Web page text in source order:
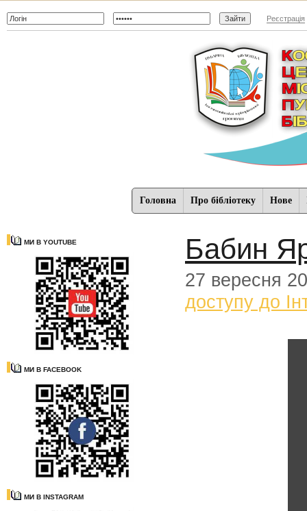
Реєстрація
Головна Про бібліотеку Нове
МИ В YOUTUBE
МИ В FACEBOOK
МИ В INSTAGRAM
Бабин
27 вересня
доступу до